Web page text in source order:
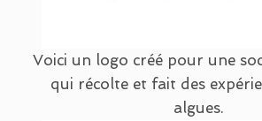
Voici un logo créé pour une
qui récolte et fait des
algues.